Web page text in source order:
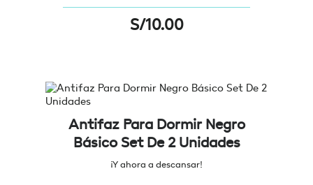
S/10.00
Antifaz Para Dormir Negro
Básico Set De 2 Unidades
¡Y ahora a descansar!